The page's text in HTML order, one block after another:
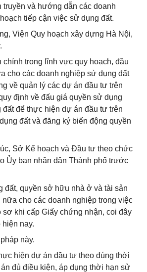
truyền và hướng dẫn các doanh
tiếp cận việc sử dụng đất.
Viện Quy hoạch xây dựng Hà Nội,
chính trong lĩnh vực quy hoạch, đầu
cho các doanh nghiệp sử dụng đất
về quản lý các dự án đầu tư trên
định về đấu giá quyền sử dụng
để thực hiện dự án đầu tư trên
đất và đăng ký biến động quyền
Sở Kế hoạch và Đầu tư theo chức
Ủy ban nhân dân Thành phố trước
đất, quyền sở hữu nhà ở và tài sản
cho các doanh nghiệp trong việc
sơ khi cấp Giấy chứng nhận, coi đây
nay.
này.
hiện dự án đầu tư theo đúng thời
đủ điều kiện, áp dụng thời hạn sử